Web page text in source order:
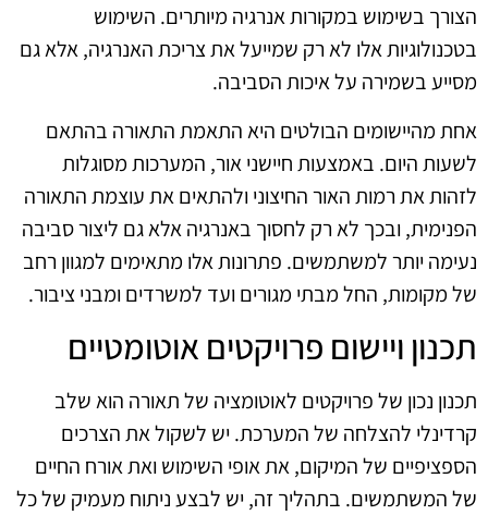
הצורך בשימוש במקורות אנרגיה מיותרים. השימוש
בטכנולוגיות אלו לא רק שמייעל את צריכת האנרגיה, אלא גם
מסייע בשמירה על איכות הסביבה.
אחת מהיישומים הבולטים היא התאמת התאורה בהתאם
לשעות היום. באמצעות חיישני אור, המערכות מסוגלות
לזהות את רמות האור החיצוני ולהתאים את עוצמת התאורה
הפנימית, ובכך לא רק לחסוך באנרגיה אלא גם ליצור סביבה
נעימה יותר למשתמשים. פתרונות אלו מתאימים למגוון רחב
של מקומות, החל מבתי מגורים ועד למשרדים ומבני ציבור.
תכנון ויישום פרויקטים אוטומטיים
תכנון נכון של פרויקטים לאוטומציה של תאורה הוא שלב
קרדינלי להצלחה של המערכת. יש לשקול את הצרכים
הספציפיים של המיקום, את אופי השימוש ואת אורח החיים
של המשתמשים. בתהליך זה, יש לבצע ניתוח מעמיק של כל